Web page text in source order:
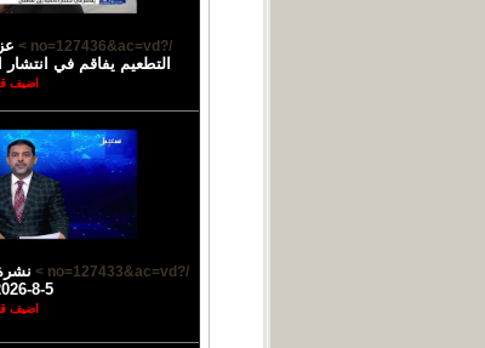
/?no=127436&ac=vd >
التطعيم يفاقم في انتشار
اضيف قبل
/?no=127433&ac=vd >
5-8-2026
اضيف قبل